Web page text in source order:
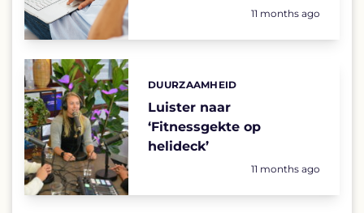
Geplaatst op:
11 months ago
Luister naar
‘Fitnessgekte op
helideck’
Categories:
DUURZAAMHEID
Geplaatst op:
11 months ago